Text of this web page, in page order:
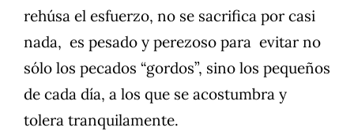
rehúsa el esfuerzo, no se sacrifica por casi
nada, es pesado y perezoso para evitar no
sólo los pecados “gordos”, sino los pequeños
de cada día, a los que se acostumbra y
tolera tranquilamente.